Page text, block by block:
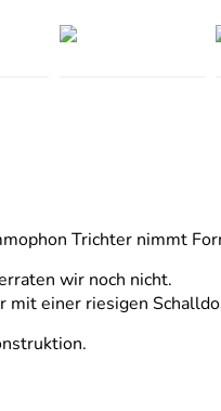
Trichter nimmt
wir noch nicht.
mit einer riesigen